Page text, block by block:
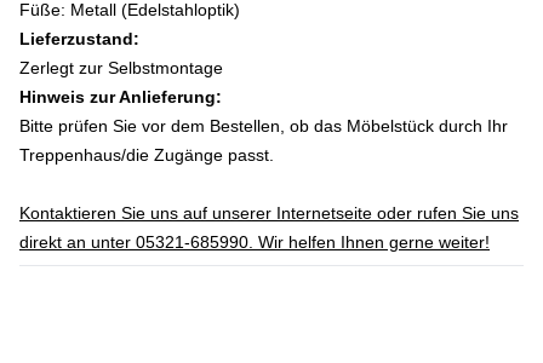
Füße: Metall (Edelstahloptik)
Lieferzustand:
Zerlegt zur Selbstmontage
Hinweis zur Anlieferung:
Bitte prüfen Sie vor dem Bestellen, ob das Möbelstück durch Ihr
Treppenhaus/die Zugänge passt.
Kontaktieren Sie uns auf unserer Internetseite oder rufen Sie uns
direkt an unter 05321-685990. Wir helfen Ihnen gerne weiter!